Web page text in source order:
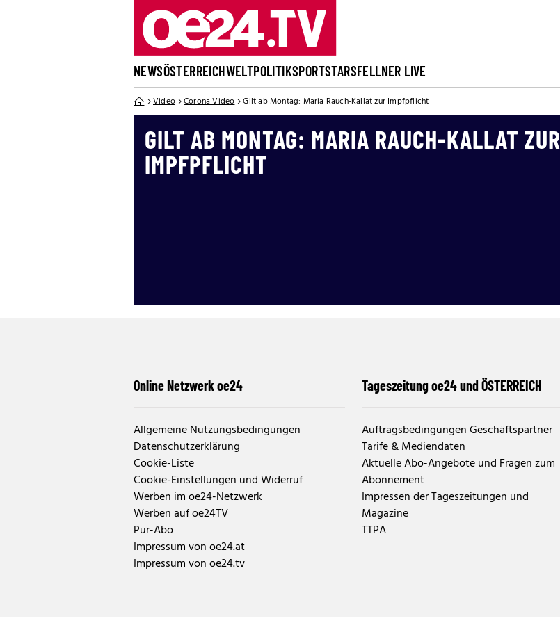
NEWSÖSTERREICHWELTPOLITIKSPORTSTARSFELLNER LIVE
Video Corona Video Gilt ab Montag: Maria Rauch-Kallat zur Impfpflicht
GILT AB MONTAG: MARIA RAUCH-KALLAT ZUR
IMPFPFLICHT
Online Netzwerk oe24
Allgemeine Nutzungsbedingungen
Datenschutzerklärung
Cookie-Liste
Cookie-Einstellungen und Widerruf
Werben im oe24-Netzwerk
Werben auf oe24TV
Pur-Abo
Impressum von oe24.at
Impressum von oe24.tv
Tageszeitung oe24 und ÖSTERREICH
Auftragsbedingungen Geschäftspartner
Tarife & Mediendaten
Aktuelle Abo-Angebote und Fragen zum
Abonnement
Impressen der Tageszeitungen und
Magazine
TTPA